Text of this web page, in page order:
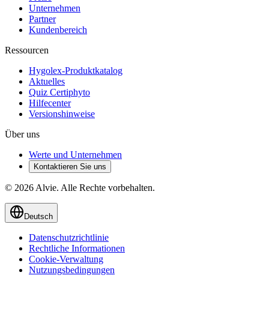
Unternehmen
Partner
Kundenbereich
Ressourcen
Hygolex-Produktkatalog
Aktuelles
Quiz Certiphyto
Hilfecenter
Versionshinweise
Über uns
Werte und Unternehmen
Kontaktieren Sie uns
© 2026 Alvie. Alle Rechte vorbehalten.
Deutsch
Datenschutzrichtlinie
Rechtliche Informationen
Cookie-Verwaltung
Nutzungsbedingungen